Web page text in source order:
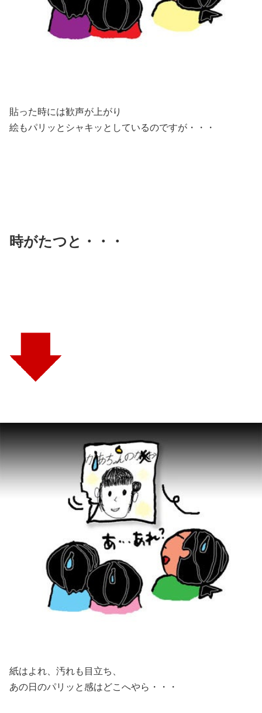
貼った時には歓声が上がり
絵もパリッとシャキッとしているのですが・・・
時がたつと・・・
紙はよれ、汚れも目立ち、
あの日のパリッと感はどこへやら・・・